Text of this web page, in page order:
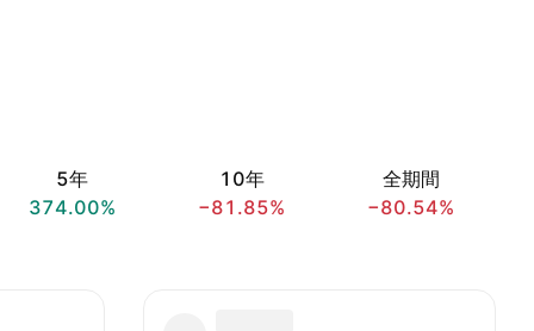
5年
374.00%
10年
−81.85%
全期間
−80.54%